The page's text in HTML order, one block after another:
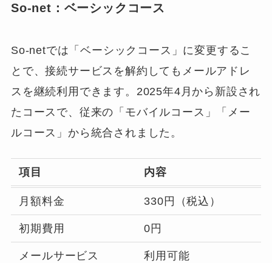
So-net：ベーシックコース
So-netでは「ベーシックコース」に変更するこ
とで、接続サービスを解約してもメールアドレ
スを継続利用できます。2025年4月から新設され
たコースで、従来の「モバイルコース」「メー
ルコース」から統合されました。
項目 内容
月額料金 330円（税込）
初期費用 0円
メールサービス 利用可能